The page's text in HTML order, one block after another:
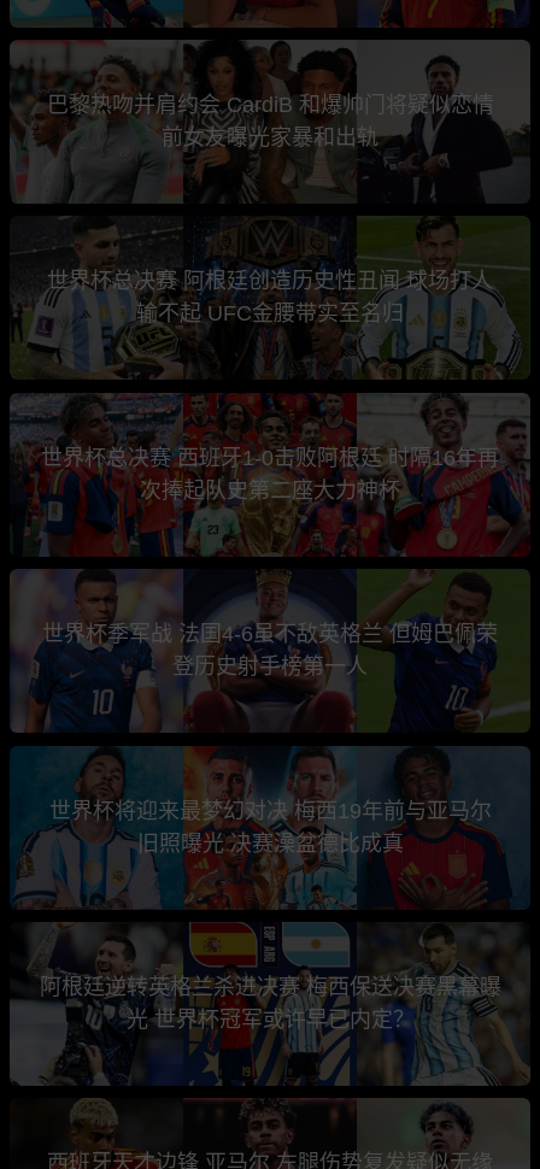
巴黎热吻并肩约会 CardiB 和爆帅门将疑似恋情
前女友曝光家暴和出轨
世界杯总决赛 阿根廷创造历史性丑闻 球场打人
输不起 UFC金腰带实至名归
世界杯总决赛 西班牙1-0击败阿根廷 时隔16年再
次捧起队史第二座大力神杯
世界杯季军战 法国4-6虽不敌英格兰 但姆巴佩荣
登历史射手榜第一人
世界杯将迎来最梦幻对决 梅西19年前与亚马尔
旧照曝光 决赛澡盆德比成真
阿根廷逆转英格兰杀进决赛 梅西保送决赛黑幕曝
光 世界杯冠军或许早已内定？
西班牙天才边锋 亚马尔 左腿伤势复发疑似无缘